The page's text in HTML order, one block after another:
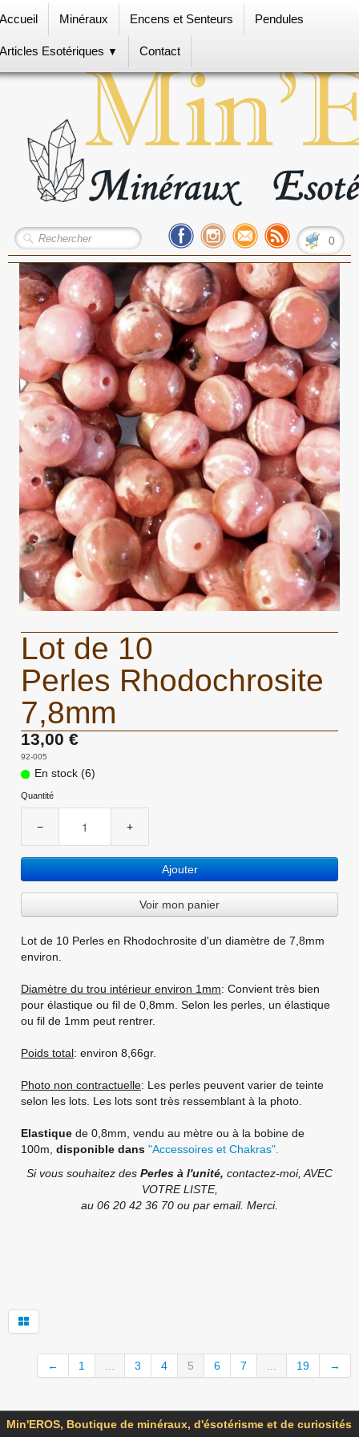
Accueil Minéraux Encens et Senteurs Pendules
Articles Esotériques ▼ Contact
0
Lot de 10
Perles Rhodochrosite
7,8mm
13,00 €
92-005
En stock (6)
Quantité
− +
Ajouter
Voir mon panier
Lot de 10 Perles en Rhodochrosite d'un diamètre de 7,8mm
environ.
Diamètre du trou intérieur environ 1mm: Convient très bien
pour élastique ou fil de 0,8mm. Selon les perles, un élastique
ou fil de 1mm peut rentrer.
Poids total: environ 8,66gr.
Photo non contractuelle: Les perles peuvent varier de teinte
selon les lots. Les lots sont très ressemblant à la photo.
Elastique de 0,8mm, vendu au mètre ou à la bobine de
100m, disponible dans "Accessoires et Chakras".
Si vous souhaitez des Perles à l'unité, contactez-moi, AVEC
VOTRE LISTE,
au 06 20 42 36 70 ou par email. Merci.
← 1 ... 3 4 5 6 7 ... 19 →
Min'EROS, Boutique de minéraux, d'ésotérisme et de curiosités